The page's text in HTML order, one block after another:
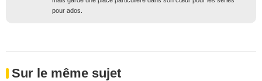
pour ados.
Sur le même sujet